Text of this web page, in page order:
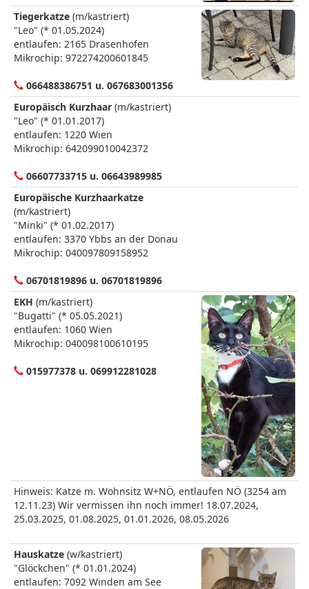
Tiegerkatze (m/kastriert)
"Leo" (* 01.05.2024)
entlaufen: 2165 Drasenhofen
Mikrochip: 972274200601845
066488386751 u. 067683001356
Europäisch Kurzhaar (m/kastriert)
"Leo" (* 01.01.2017)
entlaufen: 1220 Wien
Mikrochip: 642099010042372
06607733715 u. 06643989985
Europäische Kurzhaarkatze
(m/kastriert)
"Minki" (* 01.02.2017)
entlaufen: 3370 Ybbs an der Donau
Mikrochip: 040097809158952
06701819896 u. 06701819896
EKH (m/kastriert)
"Bugatti" (* 05.05.2021)
entlaufen: 1060 Wien
Mikrochip: 040098100610195
015977378 u. 069912281028
Hinweis: Katze m. Wohnsitz W+NÖ, entlaufen NÖ (3254 am
12.11.23) Wir vermissen ihn noch immer! 18.07.2024,
25.03.2025, 01.08.2025, 01.01.2026, 08.05.2026
Hauskatze (w/kastriert)
"Glöckchen" (* 01.01.2024)
entlaufen: 7092 Winden am See